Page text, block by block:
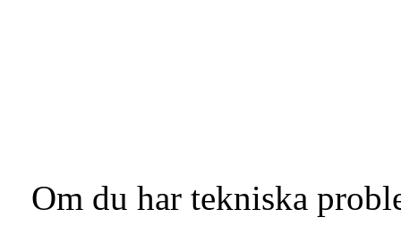
Om du har tekniska